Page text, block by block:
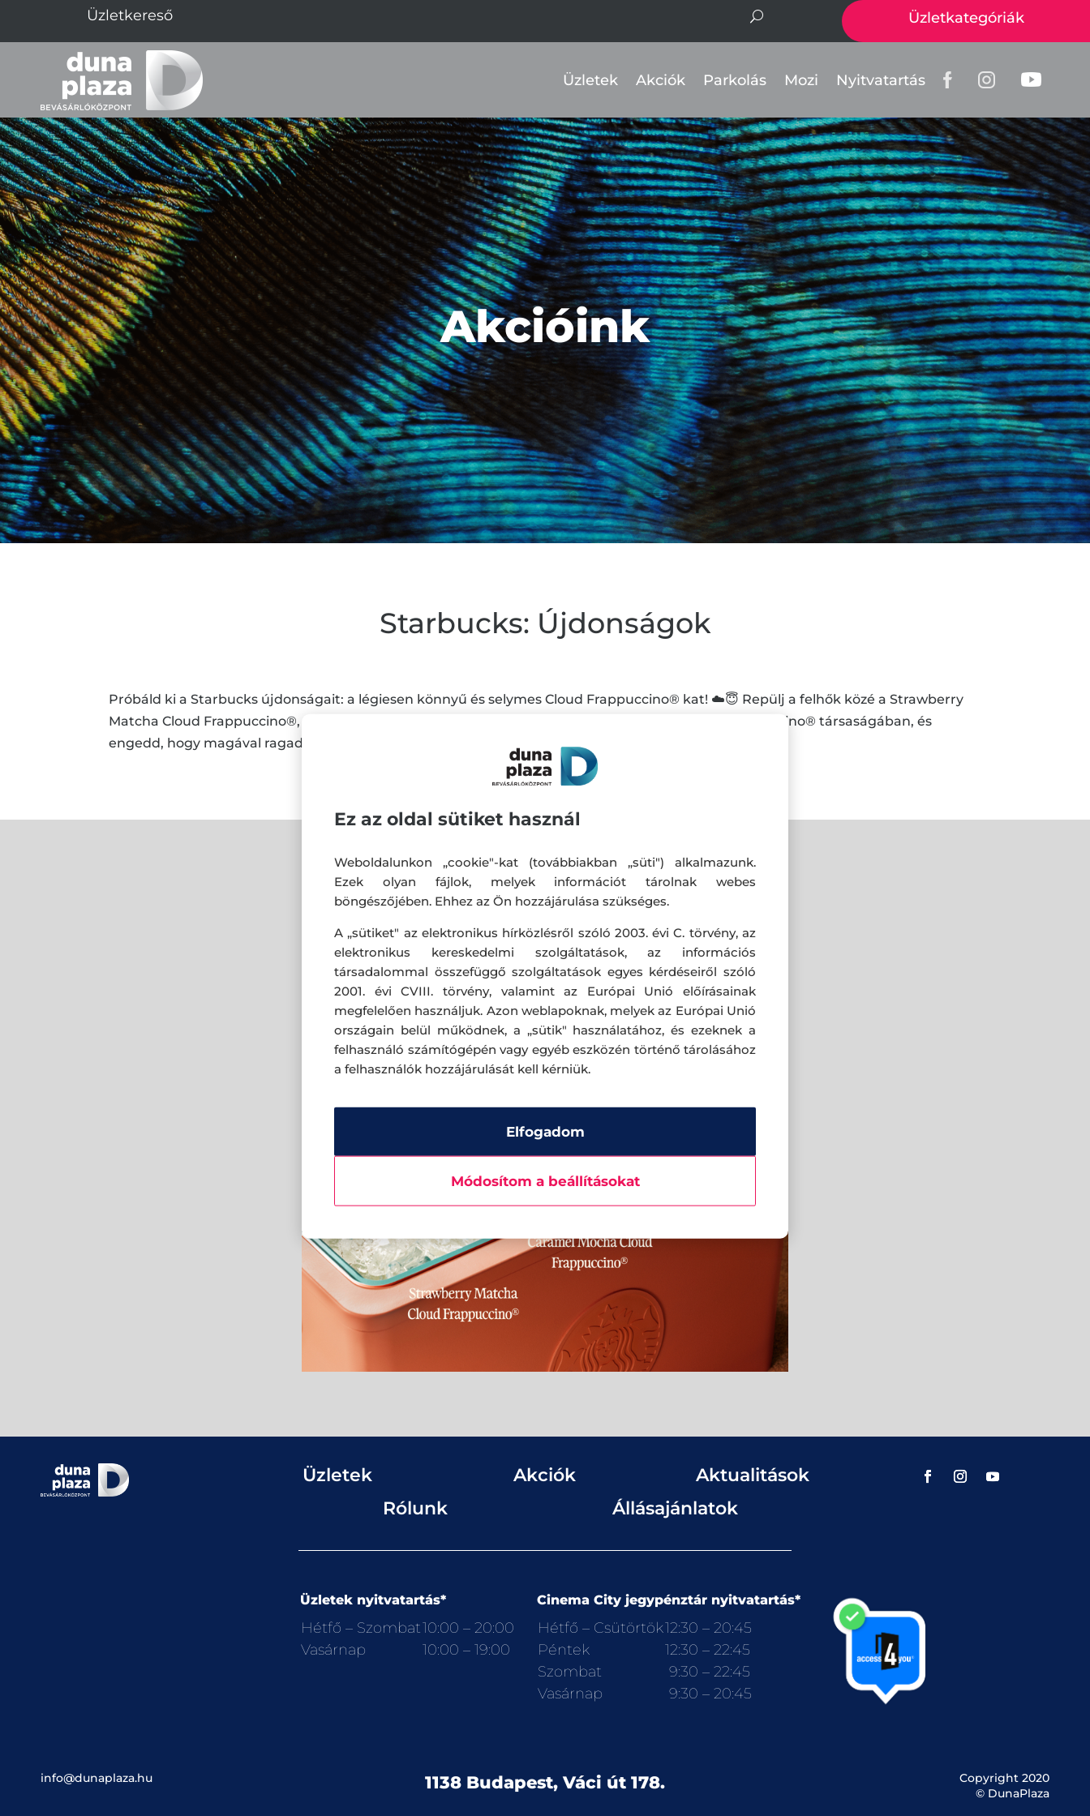
Üzletkategóriák
Üzletek Akciók Parkolás Mozi Nyitvatartás
Akcióink
Starbucks: Újdonságok
Próbáld ki a Starbucks újdonságait: a légiesen könnyű és selymes Cloud Frappuccino® kat! ☁️😇 Repülj a felhők közé a Strawberry
Matcha Cloud Frappuccino®, a Caramel Mocha Cloud Frappuccino®, és a Brown Sugar Cloud Frappuccino® társaságában, és
engedd, hogy magával ragadjon az élmény! ✨😍
Üzletek Akciók
Aktualitások
Rólunk
Állásajánlatok
Üzletek nyitvatartás*
Hétfő – Szombat10:00 – 20:00
Vasárnap
10:00 – 19:00
Cinema City jegypénztár nyitvatartás*
Hétfő – Csütörtök12:30 – 20:45
Péntek
12:30 – 22:45
Szombat
9:30 – 22:45
Vasárnap
9:30 – 20:45
info@dunaplaza.hu 1138 Budapest, Váci út 178.
Copyright 2020
© DunaPlaza
Ez az oldal sütiket használ
Weboldalunkon „cookie"-kat (továbbiakban „süti") alkalmazunk.
Ezek olyan fájlok, melyek információt tárolnak webes
böngészőjében. Ehhez az Ön hozzájárulása szükséges.
A „sütiket" az elektronikus hírközlésről szóló 2003. évi C. törvény, az
elektronikus kereskedelmi szolgáltatások, az információs
társadalommal összefüggő szolgáltatások egyes kérdéseiről szóló
2001. évi CVIII. törvény, valamint az Európai Unió előírásainak
megfelelően használjuk. Azon weblapoknak, melyek az Európai Unió
országain belül működnek, a „sütik" használatához, és ezeknek a
felhasználó számítógépén vagy egyéb eszközén történő tárolásához
a felhasználók hozzájárulását kell kérniük.
Elfogadom
Módosítom a beállításokat